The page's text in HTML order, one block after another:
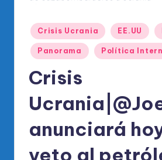
O
al
Publicado
en
Crisis Ucrania EE.UU
Panorama Política
Crisis
anunciará
veto al